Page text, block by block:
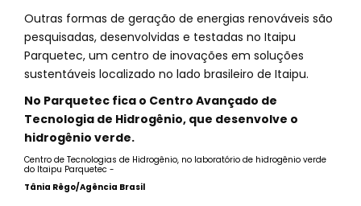
Outras formas de geração de energias renováveis são
pesquisadas, desenvolvidas e testadas no Itaipu
Parquetec, um centro de inovações em soluções
sustentáveis localizado no lado brasileiro de Itaipu.
No Parquetec fica o Centro Avançado de
Tecnologia de Hidrogênio, que desenvolve o
hidrogênio verde.
Centro de Tecnologias de Hidrogênio, no laboratório de hidrogênio verde
do Itaipu Parquetec -
Tânia Rêgo/Agência Brasil